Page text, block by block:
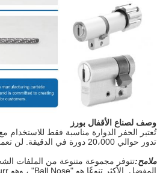
وصف لصناع الأقفال بورز
تُعتبر الحفر الدوارة مناسبة فقط للاستخدام
تدور حوالي 20،000 دورة في الدقيقة. لن تعمل في المثقاب.
ملامح:تتوفر مجموعة متنوعة من الملفات